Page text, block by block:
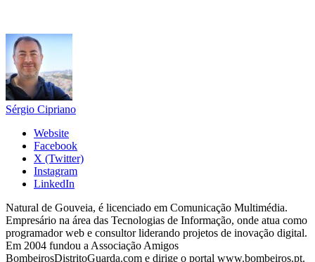
Sérgio Cipriano
Website
Facebook
X (Twitter)
Instagram
LinkedIn
Natural de Gouveia, é licenciado em Comunicação Multimédia.
Empresário na área das Tecnologias de Informação, onde atua como
programador web e consultor liderando projetos de inovação digital.
Em 2004 fundou a Associação Amigos
BombeirosDistritoGuarda.com e dirige o portal www.bombeiros.pt.